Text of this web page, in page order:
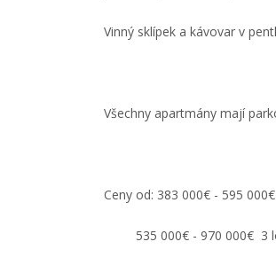
Vinný sklípek a kávovar v
Všechny apartmány mají
Ceny od: 383 000€ - 595
535 000€ - 970 000€ 3